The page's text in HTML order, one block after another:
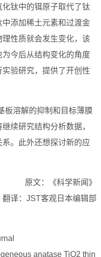
钛中的铒原子取代了钛
添加稀土元素和过渡金
性质就会发生变化，该
今后从结构变化的角度
验研究，提供了开创性
板溶解的抑制和目标薄膜
续研究结构分析数据，
。此外还想探讨新的应
原文：《科学新闻》
翻译：JST客观日本编辑部
anatase TiO2 thin